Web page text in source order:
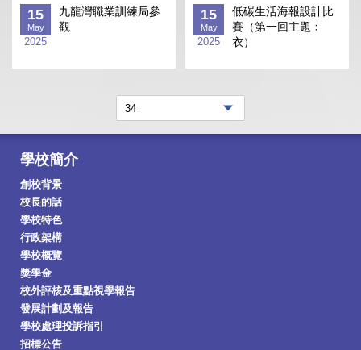
15
May
2025
九龍灣職業訓練局參
觀
15
May
2025
低碳生活海報設計比
賽（第一回主題﹕
衣）
學校簡介
創校背景
校長的話
學校特色
行政架構
學校概覽
獎學金
校外評核及重點視學報告
發展計劃及報告
學校處理投訴指引
招標公告